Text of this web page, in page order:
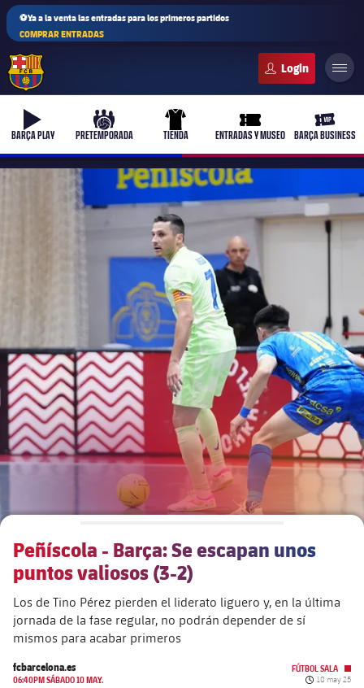
⚽Ya a la venta las entradas para los primeros partidos
COMPRAR ENTRADAS
b-play
BARÇA PLAY
culers-ball
PRETEMPORADA
uniform
TIENDA
ticket-full
ENTRADAS Y MUSEO
ticket-
BARÇA BUSINESS
plusicon
más
Junta Directiva
Estructura ejecutiva
chevron-right
label.aria.chevronright
Órganos
label.aria.chevronright
Documents
chevron-right
label.aria.chevronright
Comisiones y órganos
chevron-right
label.aria.chevronright
plusicon
más
Barça Academy
Más que un club
Masia 360
La Masia
Década a década
Jugadores de leyenda
Entrenadores
Peñíscola - Barça: Se escapan unos
puntos valiosos (3-2)
Los de Tino Pérez pierden el liderato liguero y, en la última
jornada de la fase regular, no podrán depender de sí
mismos para acabar primeros
fcbarcelona.es
06:40PM SÁBADO 10 MAY.
FÚTBOL SALA
Fecha de
10 may 25